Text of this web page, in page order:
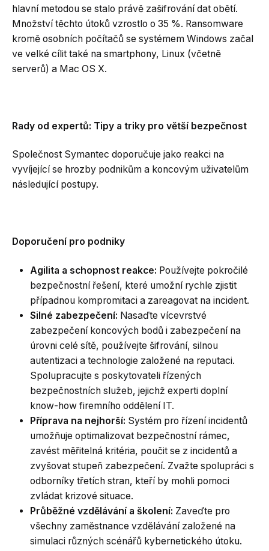
hlavní metodou se stalo právě zašifrování dat obětí.
Množství těchto útoků vzrostlo o 35 %. Ransomware
kromě osobních počítačů se systémem Windows začal
ve velké cílit také na smartphony, Linux (včetně
serverů) a Mac OS X.
Rady od expertů: Tipy a triky pro větší bezpečnost
Společnost Symantec doporučuje jako reakci na
vyvíjející se hrozby podnikům a koncovým uživatelům
následující postupy.
Doporučení pro podniky
Agilita a schopnost reakce: Používejte pokročilé
bezpečnostní řešení, které umožní rychle zjistit
případnou kompromitaci a zareagovat na incident.
Silné zabezpečení: Nasaďte vícevrstvé
zabezpečení koncových bodů i zabezpečení na
úrovni celé sítě, používejte šifrování, silnou
autentizaci a technologie založené na reputaci.
Spolupracujte s poskytovateli řízených
bezpečnostních služeb, jejichž experti doplní
know-how firemního oddělení IT.
Příprava na nejhorší: Systém pro řízení incidentů
umožňuje optimalizovat bezpečnostní rámec,
zavést měřitelná kritéria, poučit se z incidentů a
zvyšovat stupeň zabezpečení. Zvažte spolupráci s
odborníky třetích stran, kteří by mohli pomoci
zvládat krizové situace.
Průběžné vzdělávání a školení: Zaveďte pro
všechny zaměstnance vzdělávání založené na
simulaci různých scénářů kybernetického útoku.